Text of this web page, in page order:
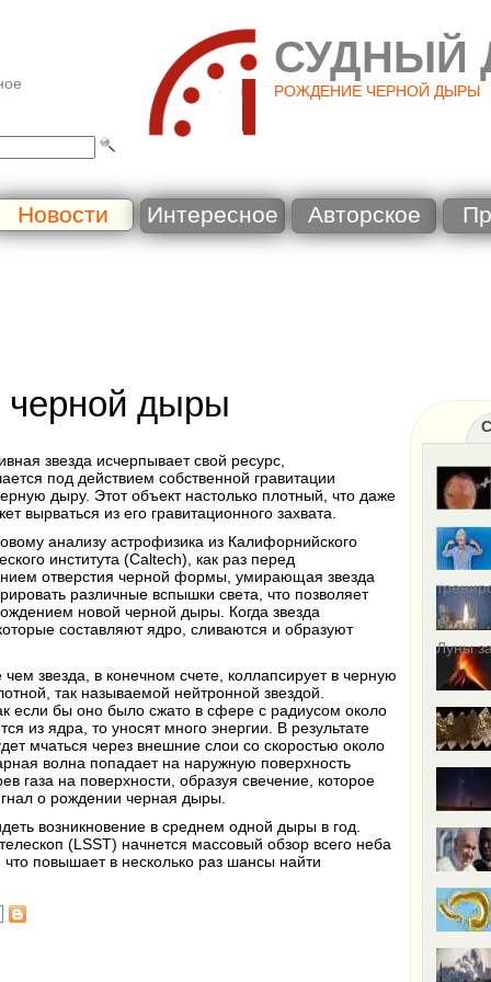
СУДНЫЙ
РОЖДЕНИЕ ЧЕРНОЙ ДЫРЫ
Новости Интересное Авторское
дыры
звезда исчерпывает свой ресурс,
под действием собственной гравитации
дыру. Этот объект настолько плотный, что даже
вырваться из его гравитационного захвата.
анализу астрофизика из Калифорнийского
института (Caltech), как раз перед
отверстия черной формы, умирающая звезда
различные вспышки света, что позволяет
новой черной дыры. Когда звезда
составляют ядро, сливаются и образуют
звезда, в конечном счете, коллапсирует в черную
так называемой нейтронной звездой.
если бы оно было сжато в сфере с радиусом около
из ядра, то уносят много энергии. В результате
мчаться через внешние слои со скоростью около
волна попадает на наружную поверхность
газа на поверхности, образуя свечение, которое
о рождении черная дыры.
возникновение в среднем одной дыры в год.
(LSST) начнется массовый обзор всего неба
повышает в несколько раз шансы найти
Луны